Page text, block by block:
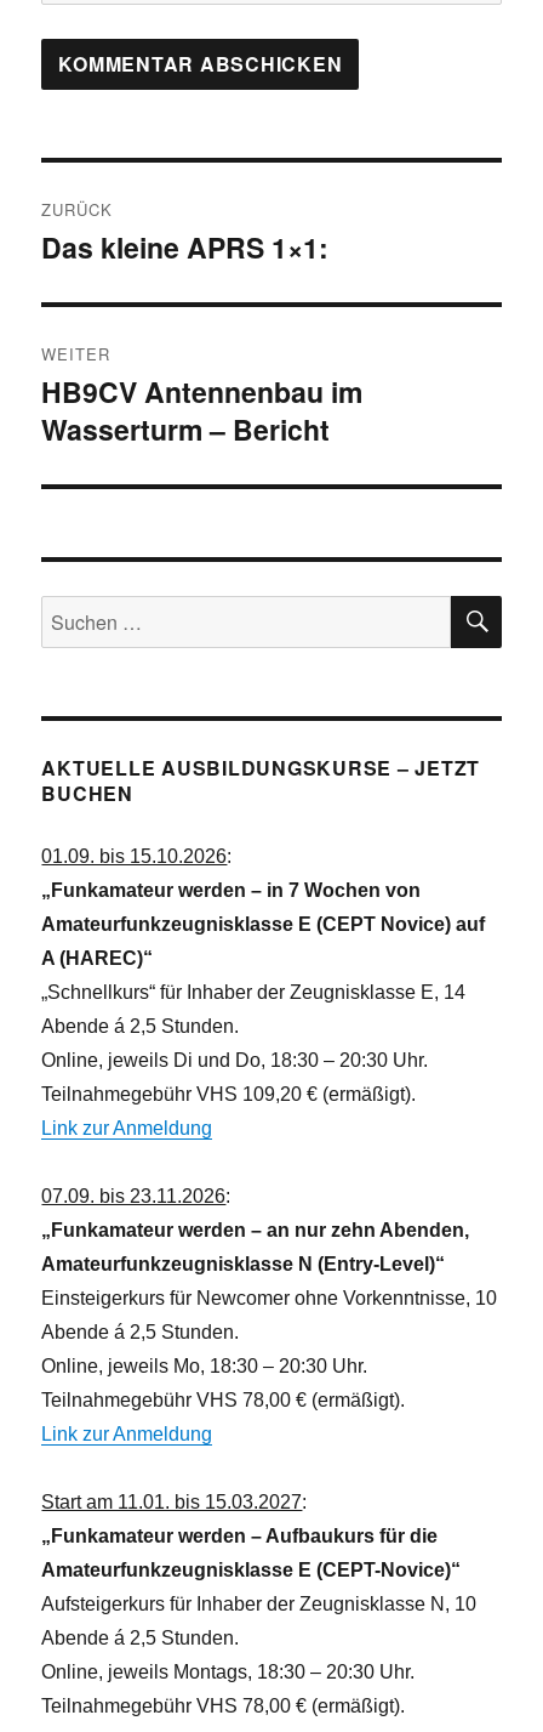
ZURÜCK
Vorheriger
Das kleine APRS 1×1:
WEITER
Nächster
Beitrag:
HB9CV Antennenbau im
Wasserturm – Bericht
Suchen
nach:
AKTUELLE AUSBILDUNGSKURSE – JETZT
BUCHEN
01.09. bis 15.10.2026:
„Funkamateur werden – in 7 Wochen von
Amateurfunkzeugnisklasse E (CEPT Novice) auf
A (HAREC)“
„Schnellkurs“ für Inhaber der Zeugnisklasse E, 14
Abende á 2,5 Stunden.
Online, jeweils Di und Do, 18:30 – 20:30 Uhr.
Teilnahmegebühr VHS 109,20 € (ermäßigt).
Link zur Anmeldung
07.09. bis 23.11.2026:
„Funkamateur werden – an nur zehn Abenden,
Amateurfunkzeugnisklasse N (Entry-Level)“
Einsteigerkurs für Newcomer ohne Vorkenntnisse, 10
Abende á 2,5 Stunden.
Online, jeweils Mo, 18:30 – 20:30 Uhr.
Teilnahmegebühr VHS 78,00 € (ermäßigt).
Link zur Anmeldung
Start am 11.01. bis 15.03.2027:
„Funkamateur werden – Aufbaukurs für die
Amateurfunkzeugnisklasse E (CEPT-Novice)“
Aufsteigerkurs für Inhaber der Zeugnisklasse N, 10
Abende á 2,5 Stunden.
Online, jeweils Montags, 18:30 – 20:30 Uhr.
Teilnahmegebühr VHS 78,00 € (ermäßigt).